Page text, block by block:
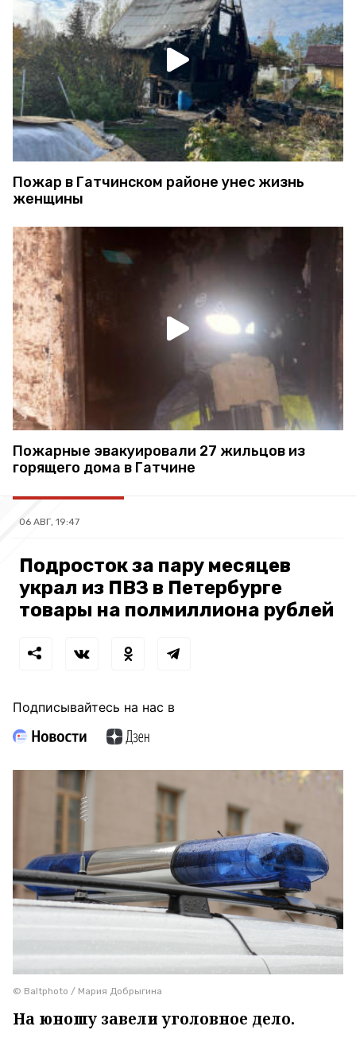
Пожар в Гатчинском районе унес жизнь
женщины
Пожарные эвакуировали 27 жильцов из
горящего дома в Гатчине
06 АВГ, 19:47
Подросток за пару месяцев
украл из ПВЗ в Петербурге
товары на полмиллиона рублей
Подписывайтесь на нас в
© Baltphoto / Мария Добрыгина
На юношу завели уголовное дело.